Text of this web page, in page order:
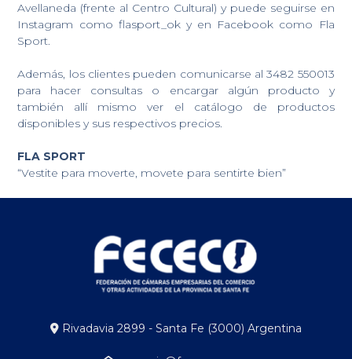
Avellaneda (frente al Centro Cultural) y puede seguirse en
Instagram como flasport_ok y en Facebook como Fla
Sport.
Además, los clientes pueden comunicarse al 3482 550013
para hacer consultas o encargar algún producto y
también allí mismo ver el catálogo de productos
disponibles y sus respectivos precios.
FLA SPORT
“Vestite para moverte, movete para sentirte bien”
Rivadavia 2899 - Santa Fe (3000) Argentina